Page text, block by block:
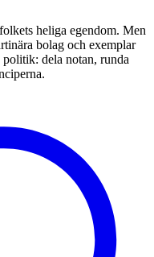
heliga egendom. Men
bolag och exemplar
dela notan, runda